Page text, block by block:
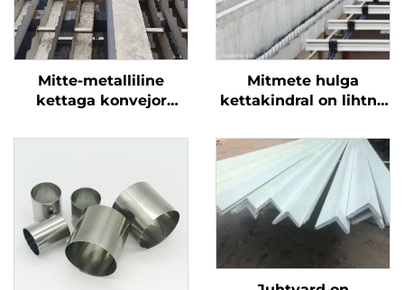
Mitte-metalliline
kettaga konvejor
lammasprotsessimine
veemurdumine
varustus
Mitmete hulga
kettakindral on lihtne
pikka teenindusaega